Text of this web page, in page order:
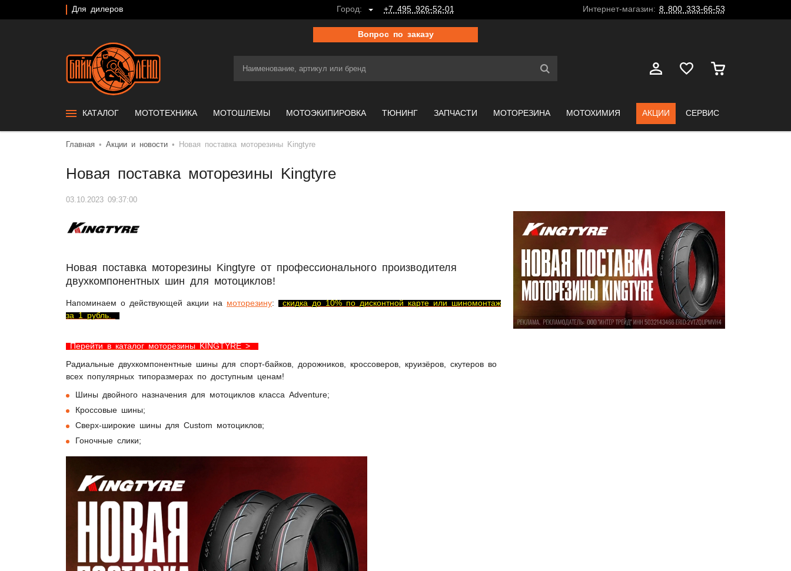
Для дилеров Город: +7 495 926-52-01 Интернет-магазин: 8 800 333-66-53
Вопрос по заказу
КАТАЛОГ МОТОТЕХНИКА МОТОШЛЕМЫ МОТОЭКИПИРОВКА ТЮНИНГ ЗАПЧАСТИ МОТОРЕЗИНА МОТОХИМИЯ АКЦИИ СЕРВИС
Главная Акции и новости Новая поставка моторезины Kingtyre
Новая поставка моторезины Kingtyre
03.10.2023 09:37:00
Новая поставка моторезины Kingtyre от профессионального производителя
двухкомпонентных шин для мотоциклов!
Напоминаем о действующей акции на моторезину:
скидка до 10% по дисконтной карте или шиномонтаж
за 1 рубль.
Перейти в каталог моторезины KINGTYRE >
Радиальные двухкомпонентные шины для спорт-байков, дорожников, кроссоверов, круизёров, скутеров во
всех популярных типоразмерах по доступным ценам!
Шины двойного назначения для мотоциклов класса Adventure;
Кроссовые шины;
Сверх-широкие шины для Сustom мотоциклов;
Гоночные слики;